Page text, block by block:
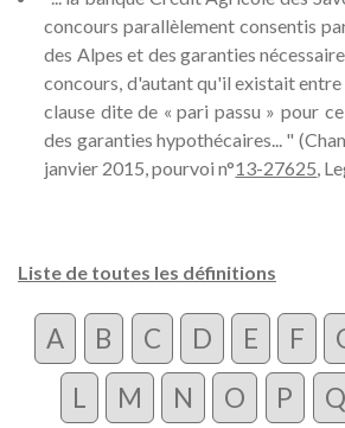
concours parallèlement consentis
des Alpes et des garanties
concours, d'autant qu'il existait entre
clause dite de « pari passu » pour
des garanties hypothécaires... "
janvier 2015, pourvoi n°13-27625,
Liste de toutes les définitions
A B C D E F
L
M N O P Q